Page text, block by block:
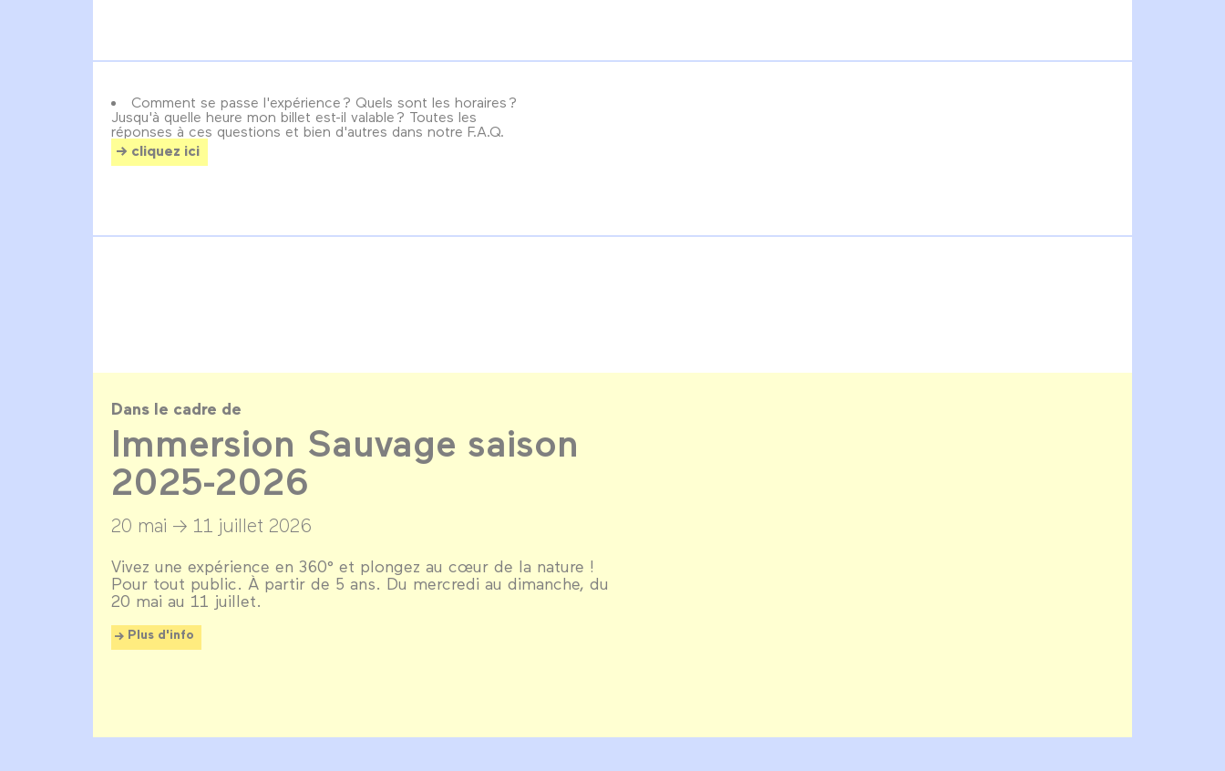
Comment se passe l'expérience ? Quels sont les horaires ?
Jusqu'à quelle heure mon billet est-il valable ? Toutes les
réponses à ces questions et bien d'autres dans notre F.A.Q.
cliquez ici
Dans le cadre de
Immersion Sauvage saison
2025-2026
20 mai → 11 juillet 2026
Vivez une expérience en 360° et plongez au cœur de la nature !
Pour tout public. À partir de 5 ans. Du mercredi au dimanche, du
20 mai au 11 juillet.
Plus d'info